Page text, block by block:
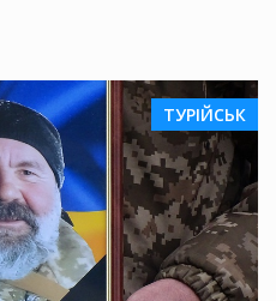
ТУРІЙСЬК